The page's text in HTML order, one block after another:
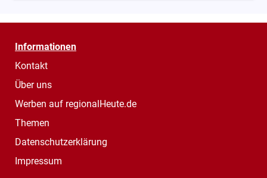
Informationen
Kontakt
Über uns
Werben auf regionalHeute.de
Themen
Datenschutzerklärung
Impressum